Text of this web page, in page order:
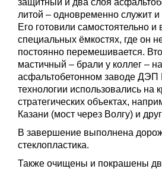
защитный и два слоя
литой – одновременно служит и
Его готовили самостоятельно и
специальных ёмкостях, где он
постоянно перемешивается.
мастичный – брали у коллег – на
асфальтобетонном заводе
технологии использовались на
стратегических объектах,
Казани (мост через Волгу) и
В завершение выполнена
стеклопластика.
Также очищены и покрашены